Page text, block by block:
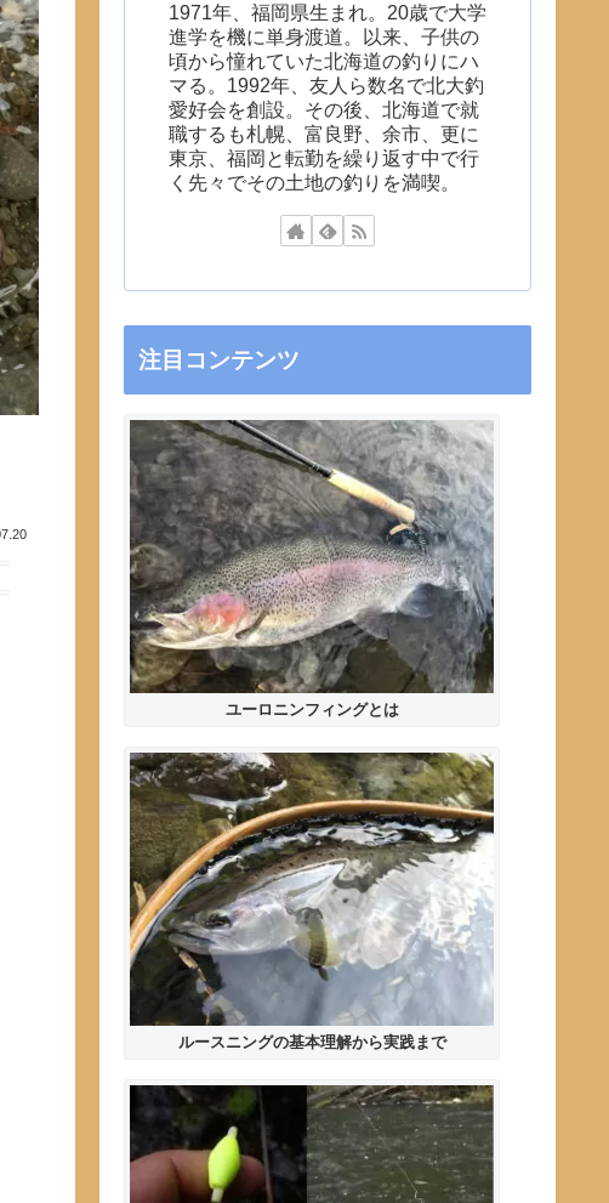
1971年、福岡県生まれ。20歳で大学
進学を機に単身渡道。以来、子供の
頃から憧れていた北海道の釣りにハ
マる。1992年、友人ら数名で北大釣
愛好会を創設。その後、北海道で就
職するも札幌、富良野、余市、更に
東京、福岡と転勤を繰り返す中で行
く先々でその土地の釣りを満喫。
注目コンテンツ
ユーロニンフィングとは
ルースニングの基本理解から実践まで